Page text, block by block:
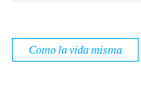
Como la vida misma